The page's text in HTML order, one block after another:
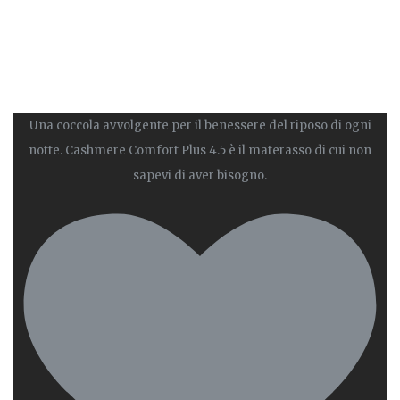
Una coccola avvolgente per il benessere del riposo di ogni
notte. Cashmere Comfort Plus 4.5 è il materasso di cui non
sapevi di aver bisogno.